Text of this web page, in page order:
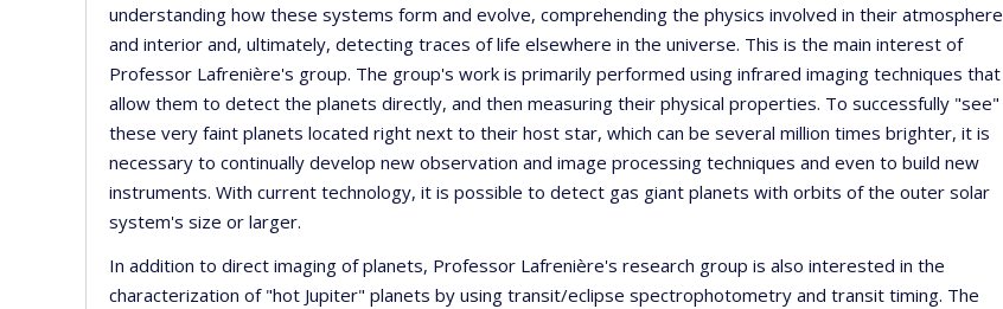
understanding how these systems form and evolve, comprehending the physics involved in their atmosphere
and interior and, ultimately, detecting traces of life elsewhere in the universe. This is the main interest of
Professor Lafrenière's group. The group's work is primarily performed using infrared imaging techniques that
allow them to detect the planets directly, and then measuring their physical properties. To successfully "see"
these very faint planets located right next to their host star, which can be several million times brighter, it is
necessary to continually develop new observation and image processing techniques and even to build new
instruments. With current technology, it is possible to detect gas giant planets with orbits of the outer solar
system's size or larger.
In addition to direct imaging of planets, Professor Lafrenière's research group is also interested in the
characterization of "hot Jupiter" planets by using transit/eclipse spectrophotometry and transit timing. The